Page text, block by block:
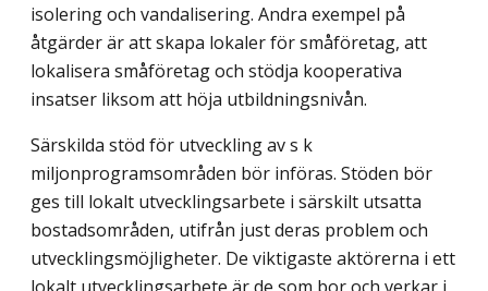
isolering och vandalisering. Andra exempel på
åtgärder är att skapa lokaler för småföretag, att
lokalisera småföretag och stödja kooperativa
insatser liksom att höja utbildningsnivån.
Särskilda stöd för utveckling av s k
miljonprogramsområden bör införas. Stöden bör
ges till lokalt utvecklingsarbete i särskilt utsatta
bostadsområden, utifrån just deras problem och
utvecklingsmöjligheter. De viktigaste aktörerna i ett